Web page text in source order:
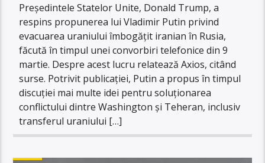
Președintele Statelor Unite, Donald Trump, a
respins propunerea lui Vladimir Putin privind
evacuarea uraniului îmbogățit iranian în Rusia,
făcută în timpul unei convorbiri telefonice din 9
martie. Despre acest lucru relatează Axios, citând
surse. Potrivit publicației, Putin a propus în timpul
discuției mai multe idei pentru soluționarea
conflictului dintre Washington și Teheran, inclusiv
transferul uraniului […]